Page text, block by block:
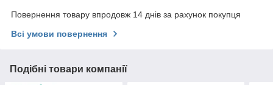
Повернення товару впродовж 14 днів за рахунок покупця
Всі умови повернення
Подібні товари компанії